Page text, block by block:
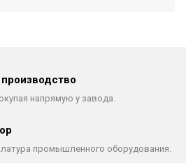
напрямую у завода.
промышленного оборудования.